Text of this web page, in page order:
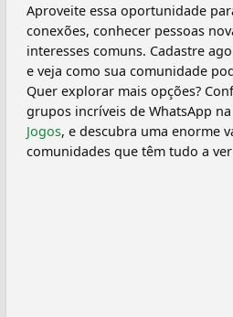
Aproveite essa oportunidade
conexões, conhecer pessoas
interesses comuns. Cadastre
e veja como sua comunidade
Quer explorar mais opções?
grupos incríveis de WhatsApp
Jogos, e descubra uma enorme
comunidades que têm tudo a